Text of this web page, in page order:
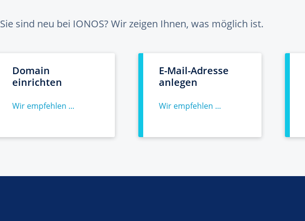
Sie sind neu bei IONOS? Wir zeigen Ihnen, was möglich ist.
Domain
einrichten
Wir empfehlen ...
E-Mail-Adresse
anlegen
Wir empfehlen ...